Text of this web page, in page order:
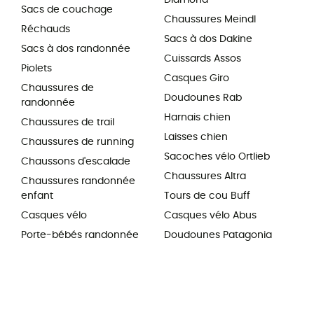
Sacs de couchage
Réchauds
Sacs à dos randonnée
Piolets
Chaussures de
randonnée
Chaussures de trail
Chaussures de running
Chaussons d'escalade
Chaussures randonnée
enfant
Casques vélo
Porte-bébés randonnée
Chaussures Meindl
Sacs à dos Dakine
Cuissards Assos
Casques Giro
Doudounes Rab
Harnais chien
Laisses chien
Sacoches vélo Ortlieb
Chaussures Altra
Tours de cou Buff
Casques vélo Abus
Doudounes Patagonia